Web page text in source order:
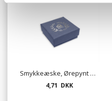
Smykkeæske, Ørepynt eller kæde - mat lavendel
4,71 DKK